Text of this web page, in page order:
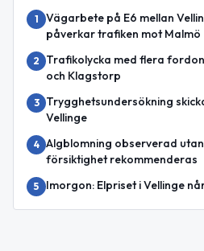
1
Vägarbete på E6 mellan
påverkar trafiken mot Malmö
2
Trafikolycka med flera
och Klagstorp
3
Trygghetsundersökning
Vellinge
4 Algblomning observerad
försiktighet rekommenderas
5 Imorgon: Elpriset i Vellinge